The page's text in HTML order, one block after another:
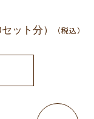
ット分） （税込）